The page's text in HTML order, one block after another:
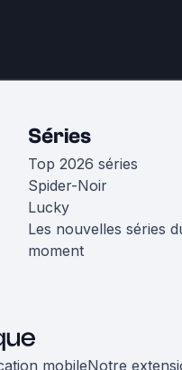
Séries
Top 2026 séries
Spider-Noir
Lucky
Les nouvelles séries
moment
mobileNotre